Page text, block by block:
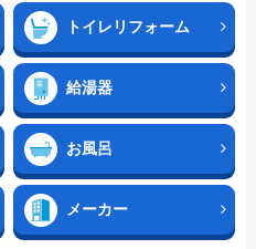
トイレリフォーム
給湯器
お風呂
メーカー